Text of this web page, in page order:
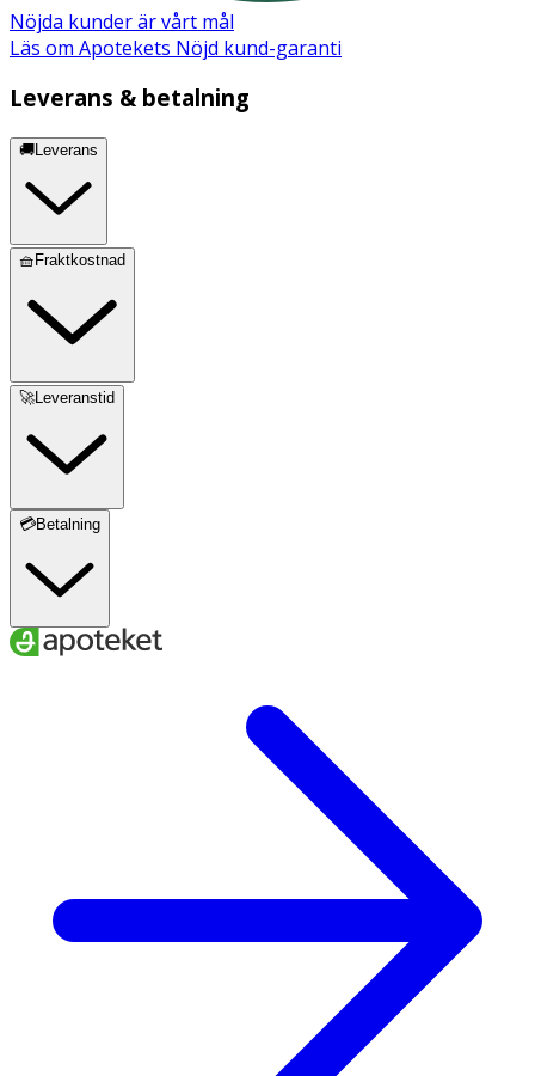
Förvaring
Förvaras svalt, skyddat från direkt solljus och utom
räckhåll för barn.
Nöjda kunder är vårt mål
Läs om Apotekets Nöjd kund-garanti
Leverans & betalning
🚚Leverans
🧺Fraktkostnad
🚀Leveranstid
💳Betalning